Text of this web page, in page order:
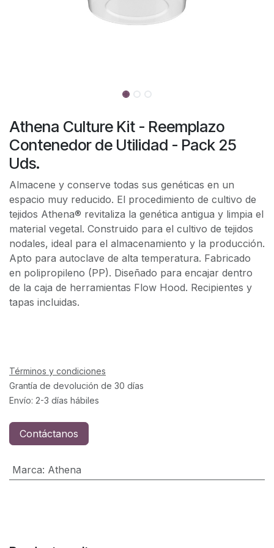
Athena Culture Kit - Reemplazo
Contenedor de Utilidad - Pack 25
Uds.
Almacene y conserve todas sus genéticas en un
espacio muy reducido. El procedimiento de cultivo de
tejidos Athena® revitaliza la genética antigua y limpia el
material vegetal. Construido para el cultivo de tejidos
nodales, ideal para el almacenamiento y la producción.
Apto para autoclave de alta temperatura. Fabricado
en polipropileno (PP). Diseñado para encajar dentro
de la caja de herramientas Flow Hood. Recipientes y
tapas incluidas.
Términos y condiciones
Grantía de devolución de 30 días
Envío: 2-3 días hábiles
Contáctanos
Marca: Athena